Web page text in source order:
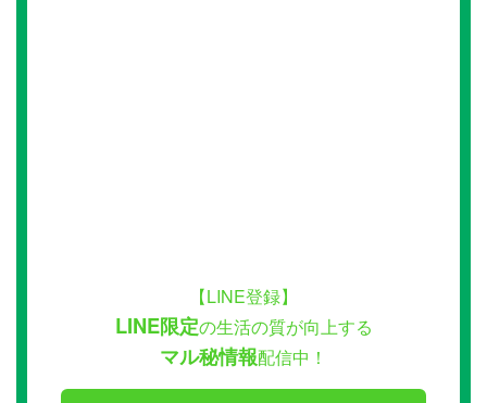
【LINE登録】
LINE限定の生活の質が向上する
マル秘情報配信中！